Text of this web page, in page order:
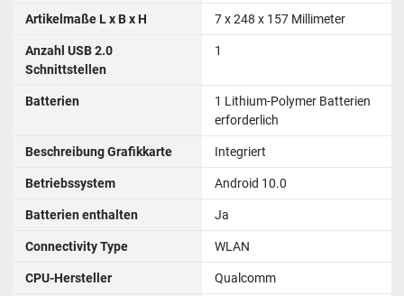
Artikelmaße L x B x H 7 x 248 x 157 Millimeter
Anzahl USB 2.0
Schnittstellen
1
Batterien
1 Lithium-Polymer Batterien
erforderlich
Beschreibung Grafikkarte ‎Integriert
Betriebssystem Android 10.0
Batterien enthalten Ja
Connectivity Type WLAN
CPU-Hersteller Qualcomm